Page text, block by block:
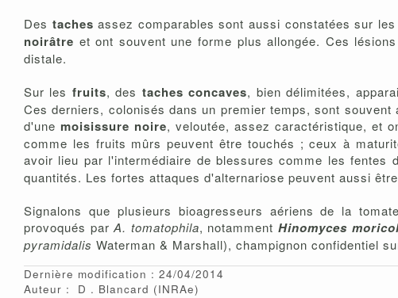
Des taches assez comparables sont aussi constatées sur
noirâtre et ont souvent une forme plus allongée. Ces
distale.
Sur les fruits, des taches concaves, bien délimitées,
Ces derniers, colonisés dans un premier temps, sont
d'une moisissure noire, veloutée, assez caractéristique, et
comme les fruits mûrs peuvent être touchés ; ceux à
avoir lieu par l'intermédiaire de blessures comme les
quantités. Les fortes attaques d'alternariose peuvent aussi
Signalons que plusieurs bioagresseurs aériens de la
provoqués parA. tomatophila, notamment Hinomyces
pyramidalis Waterman & Marshall), champignon confidentiel
Dernière modification : 24/04/2014
Auteur :
D Blancard (INRAe)